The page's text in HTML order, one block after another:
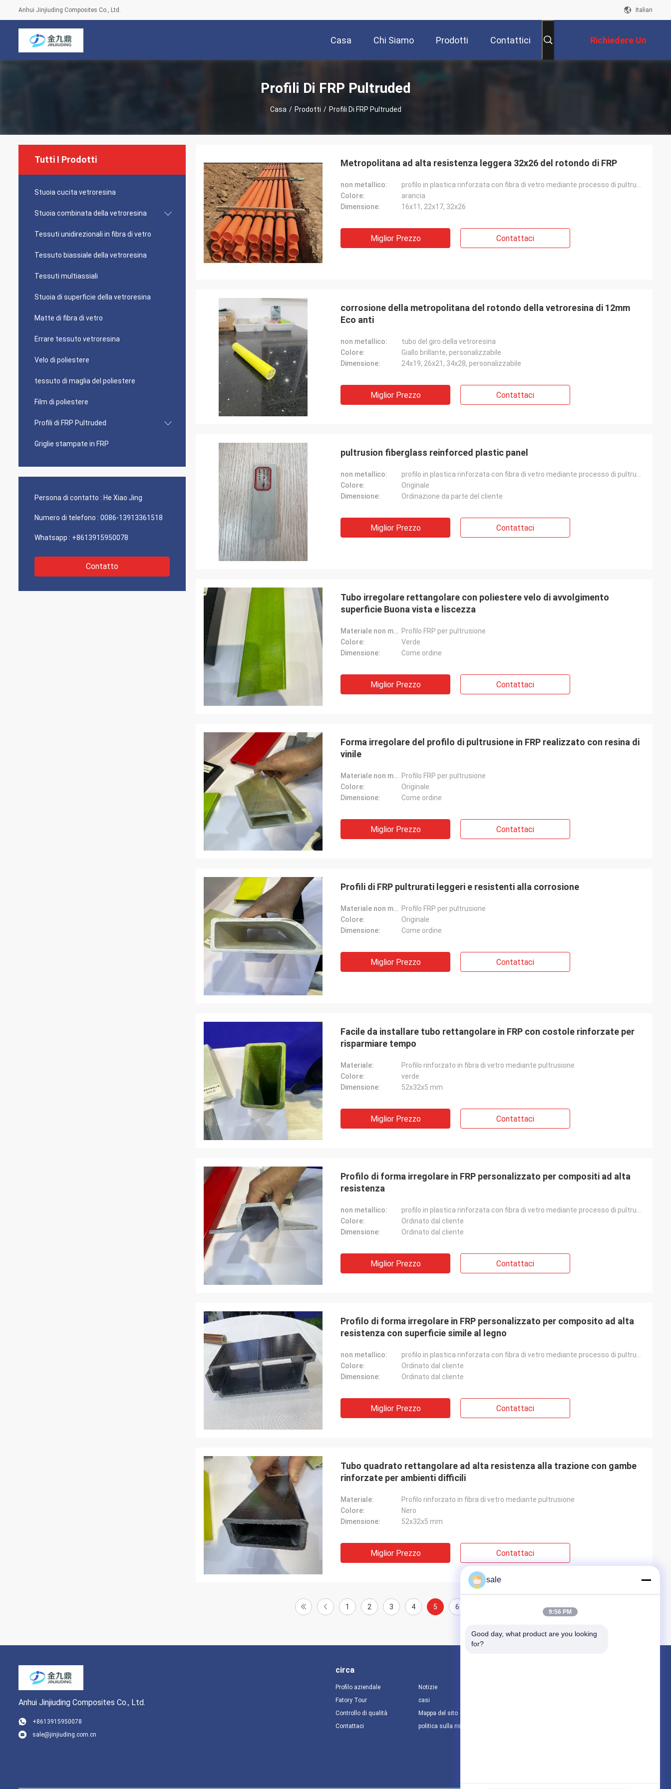
Anhui Jinjiuding Composites Co., Ltd. Italian
Casa Chi Siamo Prodotti Contattici Richiedere Un
Preventivo
Profili Di FRP Pultruded
Casa / Prodotti / Profili Di FRP Pultruded
Tutti I Prodotti
Stuoia cucita vetroresina
Stuoia combinata della vetroresina
Tessuti unidirezionali in fibra di vetro
Tessuto biassiale della vetroresina
Tessuti multiassiali
Stuoia di superficie della vetroresina
Matte di fibra di vetro
Errare tessuto vetroresina
Velo di poliestere
tessuto di maglia del poliestere
Film di poliestere
Profili di FRP Pultruded
Griglie stampate in FRP
Persona di contatto : He Xiao Jing
Numero di telefono : 0086-13913361518
Whatsapp : +8613915950078
Contatto
Metropolitana ad alta resistenza leggera 32x26 del rotondo di FRP
non metallico:
Colore:
arancia
Dimensione:
16x11, 22x17, 32x26
Miglior Prezzo Contattaci
corrosione della metropolitana del rotondo della vetroresina di 12mm
Eco anti
non metallico:
tubo del giro della vetroresina
Colore:
Giallo brillante, personalizzabile
Dimensione:
24x19, 26x21, 34x28, personalizzabile
Miglior Prezzo Contattaci
pultrusion fiberglass reinforced plastic panel
non metallico:
Colore:
Originale
Dimensione:
Ordinazione da parte del cliente
Miglior Prezzo Contattaci
Tubo irregolare rettangolare con poliestere velo di avvolgimento
superficie Buona vista e liscezza
Materiale non metallico: Profilo FRP per pultrusione
Colore:
Verde
Dimensione:
Come ordine
Miglior Prezzo Contattaci
Forma irregolare del profilo di pultrusione in FRP realizzato con resina di
vinile
Materiale non metallico: Profilo FRP per pultrusione
Colore:
Originale
Dimensione:
Come ordine
Miglior Prezzo Contattaci
Profili di FRP pultrurati leggeri e resistenti alla corrosione
Materiale non metallico: Profilo FRP per pultrusione
Colore:
Originale
Dimensione:
Come ordine
Miglior Prezzo Contattaci
Facile da installare tubo rettangolare in FRP con costole rinforzate per
risparmiare tempo
Materiale:
Profilo rinforzato in fibra di vetro mediante pultrusione
Colore:
verde
Dimensione:
52x32x5 mm
Miglior Prezzo Contattaci
Profilo di forma irregolare in FRP personalizzato per compositi ad alta
resistenza
non metallico:
Colore:
Ordinato dal cliente
Dimensione:
Ordinato dal cliente
Miglior Prezzo Contattaci
Profilo di forma irregolare in FRP personalizzato per composito ad alta
resistenza con superficie simile al legno
non metallico:
Colore:
Ordinato dal cliente
Dimensione:
Ordinato dal cliente
Miglior Prezzo Contattaci
Tubo quadrato rettangolare ad alta resistenza alla trazione con gambe
rinforzate per ambienti difficili
Materiale:
Profilo rinforzato in fibra di vetro mediante pultrusione
Colore:
Nero
Dimensione:
52x32x5 mm
Miglior Prezzo Contattaci
1 2 3 4 5 6
Anhui Jinjiuding Composites Co., Ltd.
+8613915950078
sale@jinjiuding.com.cn
circa
Profilo aziendale
Fatory Tour
Controllo di qualità
Contattaci
Notizie
casi
Mappa del sito
politica sulla riservatezza
sale
9:56 PM
Good day, what product are you looking
for?